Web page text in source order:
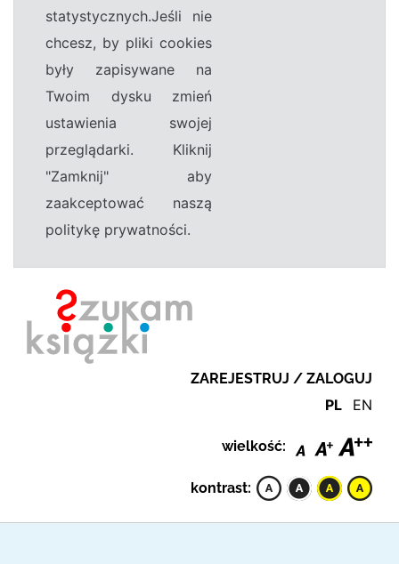
statystycznych.Jeśli nie
chcesz, by pliki cookies
były zapisywane na
Twoim dysku zmień
ustawienia swojej
przeglądarki. Kliknij
"Zamknij" aby
zaakceptować naszą
politykę prywatności.
ZAREJESTRUJ / ZALOGUJ
PL EN
wielkość:
kontrast: